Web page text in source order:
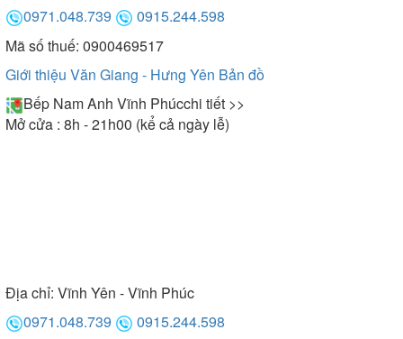
0971.048.739
0915.244.598
Mã số thuế: 0900469517
Giới thiệu Văn Giang - Hưng Yên Bản đồ
Bếp Nam Anh Vĩnh Phúcchi tiết >>
Mở cửa : 8h - 21h00 (kể cả ngày lễ)
Địa chỉ: Vĩnh Yên - Vĩnh Phúc
0971.048.739
0915.244.598